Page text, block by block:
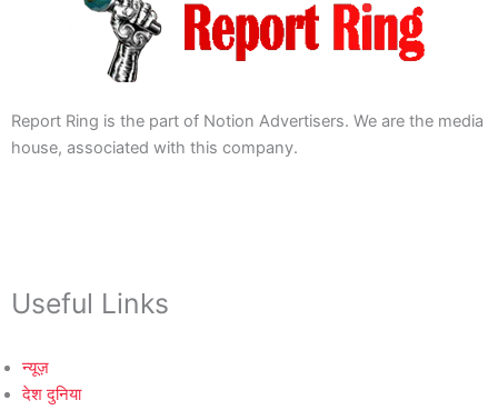
Report Ring is the part of Notion Advertisers. We are the media
house, associated with this company.
Useful Links
न्यूज़
देश दुनिया